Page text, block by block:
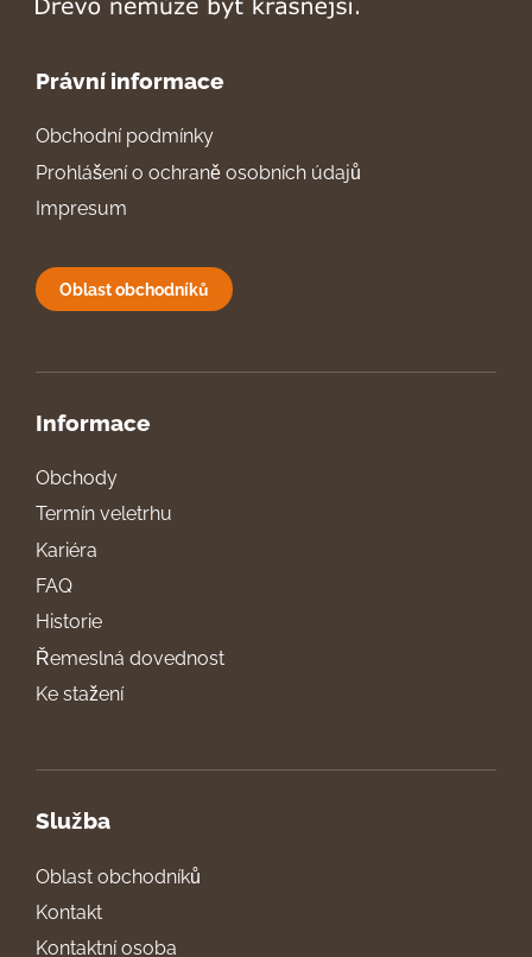
Právní informace
Obchodní podmínky
Prohlášení o ochraně osobních údajů
Impresum
Oblast obchodníků
Informace
Obchody
Termín veletrhu
Kariéra
FAQ
Historie
Řemeslná dovednost
Ke stažení
Služba
Oblast obchodníků
Kontakt
Kontaktní osoba